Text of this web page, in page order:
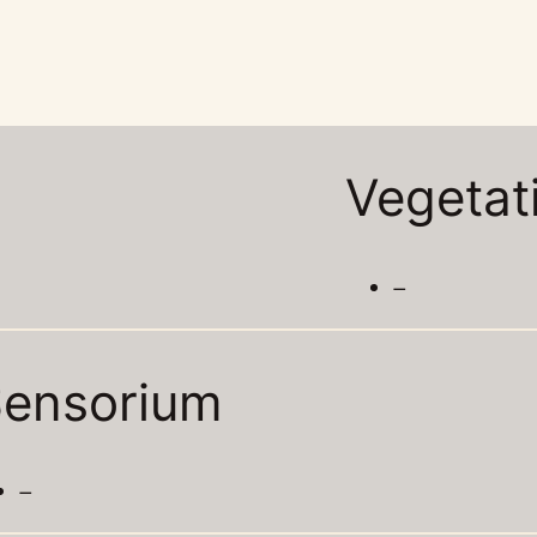
–
–